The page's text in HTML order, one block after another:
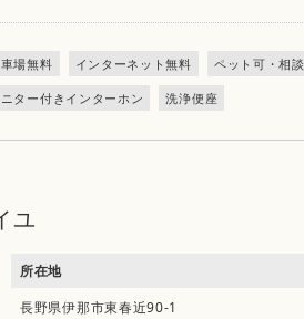
場無料 インターネット無料 ペット可・相談
ター付きインターホン 洗浄便座
ユ
所在地
長野県伊那市東春近90-1